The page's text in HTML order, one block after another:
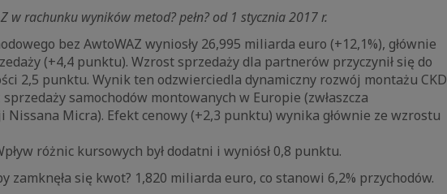
w rachunku wyników metod? pełn? od 1 stycznia 2017 r.
bez AwtoWAZ wyniosły 26,995 miliarda euro (+12,1%), głównie
(+4,4 punktu). Wzrost sprzedaży dla partnerów przyczynił się do
2,5 punktu. Wynik ten odzwierciedla dynamiczny rozwój montażu CKD
samochodów montowanych w Europie (zwłaszcza
Micra). Efekt cenowy (+2,3 punktu) wynika głównie ze wzrostu
różnic kursowych był dodatni i wyniósł 0,8 punktu.
zamknęła się kwot? 1,820 miliarda euro, co stanowi 6,2% przychodów.